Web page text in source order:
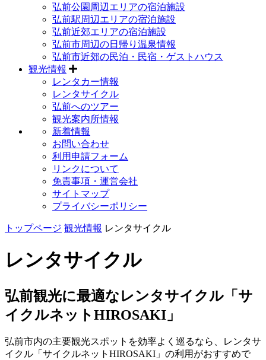
弘前公園周辺エリアの宿泊施設
弘前駅周辺エリアの宿泊施設
弘前近郊エリアの宿泊施設
弘前市周辺の日帰り温泉情報
弘前市近郊の民泊・民宿・ゲストハウス
観光情報
レンタカー情報
レンタサイクル
弘前へのツアー
観光案内所情報
新着情報
お問い合わせ
利用申請フォーム
リンクについて
免責事項・運営会社
サイトマップ
プライバシーポリシー
トップページ 観光情報 レンタサイクル
レンタサイクル
弘前観光に最適なレンタサイクル「サ
イクルネットHIROSAKI」
弘前市内の主要観光スポットを効率よく巡るなら、レンタサ
イクル「サイクルネットHIROSAKI」の利用がおすすめで